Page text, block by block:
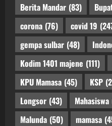
Berita Mandar (83)
corona (76) covid 19
gempa sulbar (48)
Kodim 1401 majene (111)
KPU Mamasa (45) KSP
Longsor (43) Mahasiswa
Malunda (50) mamasa